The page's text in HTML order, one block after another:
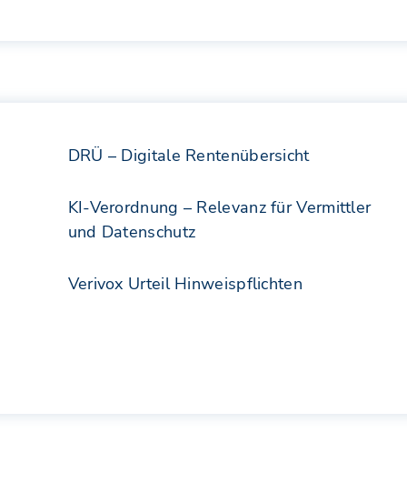
DRÜ – Digitale Rentenübersicht
KI-Verordnung – Relevanz für Vermittler
und Datenschutz
Verivox Urteil Hinweispflichten